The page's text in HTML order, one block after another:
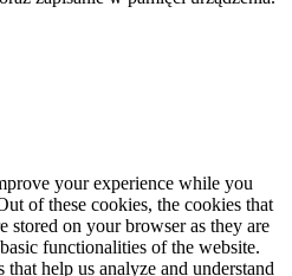
your experience while you
of these cookies, the cookies that
stored on your browser as they are
functionalities of the website.
help us analyze and understand